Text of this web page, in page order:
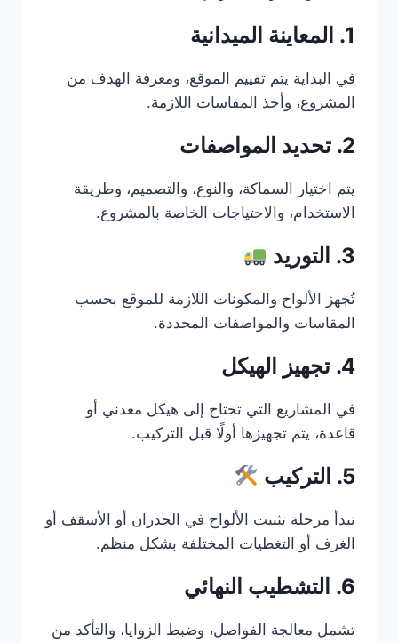
1. المعاينة الميدانية
في البداية يتم تقييم الموقع، ومعرفة الهدف من
المشروع، وأخذ المقاسات اللازمة.
2. تحديد المواصفات
يتم اختيار السماكة، والنوع، والتصميم، وطريقة
الاستخدام، والاحتياجات الخاصة بالمشروع.
3. التوريد
تُجهز الألواح والمكونات اللازمة للموقع بحسب
المقاسات والمواصفات المحددة.
4. تجهيز الهيكل
في المشاريع التي تحتاج إلى هيكل معدني أو
قاعدة، يتم تجهيزها أولًا قبل التركيب.
5. التركيب
تبدأ مرحلة تثبيت الألواح في الجدران أو الأسقف أو
الغرف أو التغطيات المختلفة بشكل منظم.
6. التشطيب النهائي
تشمل معالجة الفواصل، وضبط الزوايا، والتأكد من